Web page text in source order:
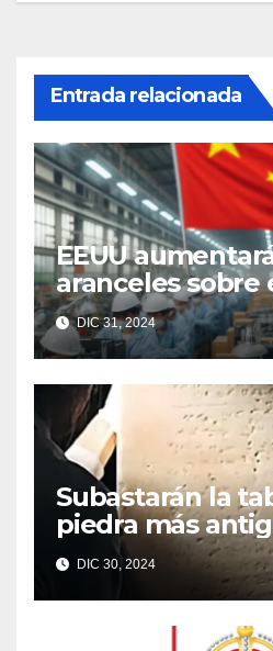
Entrada relacionada
EEUU
aranceles sobre
las obleas y el
chinos
DIC 31, 2024
Subastarán la
piedra más
Diez
DIC 30, 2024